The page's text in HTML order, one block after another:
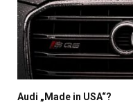
Audi „Made in USA“?